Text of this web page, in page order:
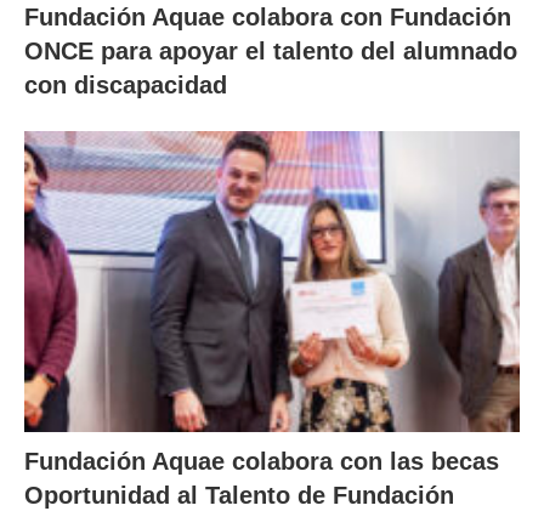
Fundación Aquae colabora con Fundación
ONCE para apoyar el talento del alumnado
con discapacidad
Fundación Aquae colabora con las becas
Oportunidad al Talento de Fundación